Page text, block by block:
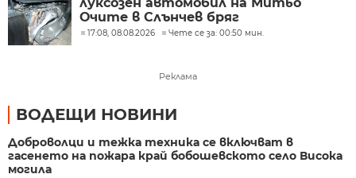
луксозен автомобил на Митьо
Очите в Слънчев бряг
17:08, 08.08.2026 Чете се за: 00:50 мин.
Реклама
ВОДЕЩИ НОВИНИ
Доброволци и тежка техника се включват в
гасенето на пожара край бобошевското село Висока
могила